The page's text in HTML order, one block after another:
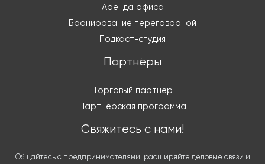
Аренда офиса
Бронирование переговорной
Подкаст-студия
Партнёры
Торговый партнер
Партнерская программа
Свяжитесь с нами!
Общайтесь с предпринимателями, расширяйте деловые связи и